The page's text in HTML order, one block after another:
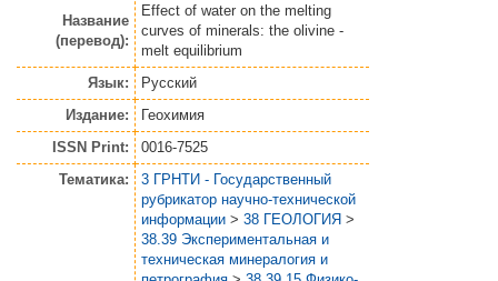
Название
(перевод):
Effect of water on the melting
curves of minerals: the olivine -
melt equilibrium
Язык:
Русский
Издание:
Геохимия
ISSN Print:
0016-7525
Тематика:
3 ГРНТИ - Государственный
рубрикатор научно-технической
информации > 38 ГЕОЛОГИЯ >
38.39 Экспериментальная и
техническая минералогия и